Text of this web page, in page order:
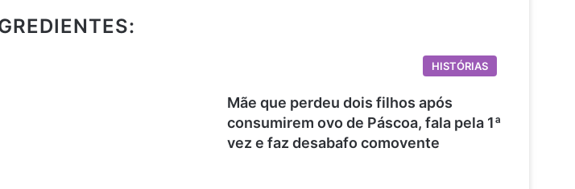
HISTÓRIAS
Mãe que perdeu dois filhos após
consumirem ovo de Páscoa, fala pela 1ª
vez e faz desabafo comovente